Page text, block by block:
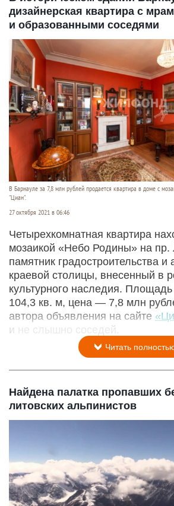
дизайнерская квартира с
и образованными соседями
В Барнауле за 7,8 млн рублей продается квартира в доме с
"Циан".
27 октября 2021 в 06:46
Четырехкомнатная квартира
мозаикой «Небо Родины» на пр.
памятник градостроительства и
краевой столицы, внесенный в
культурного наследия.
104,3 кв. м, цена — 7,8 млн
автора объявления на сайте
и не слышно соседей.
Читать
Найдена палатка пропавших
литовских альпинистов